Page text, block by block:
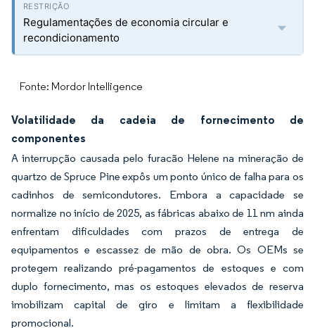
Regulamentações de economia circular e
recondicionamento
Fonte: Mordor Intelligence
Volatilidade da cadeia de fornecimento de
componentes
A interrupção causada pelo furacão Helene na mineração de
quartzo de Spruce Pine expôs um ponto único de falha para os
cadinhos de semicondutores. Embora a capacidade se
normalize no início de 2025, as fábricas abaixo de 11 nm ainda
enfrentam dificuldades com prazos de entrega de
equipamentos e escassez de mão de obra. Os OEMs se
protegem realizando pré-pagamentos de estoques e com
duplo fornecimento, mas os estoques elevados de reserva
imobilizam capital de giro e limitam a flexibilidade
promocional.